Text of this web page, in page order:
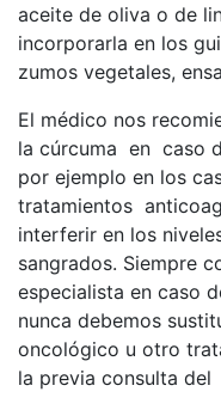
aceite de oliva o de
incorporarla en los
zumos vegetales,
El médico nos
la cúrcuma en caso
por ejemplo en los
tratamientos
interferir en los
sangrados. Siempre
especialista en caso
nunca debemos
oncológico u otro
la previa consulta